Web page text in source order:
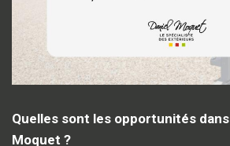
Quelles sont les opportunités
Moquet ?